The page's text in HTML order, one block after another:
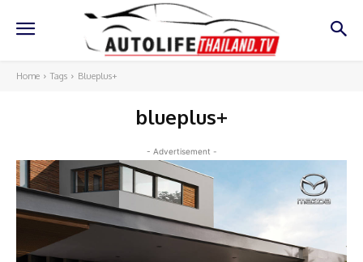
Home Tags Blueplus+
blueplus+
- Advertisement -